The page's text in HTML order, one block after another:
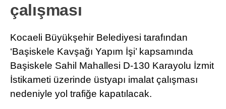
çalışması
Kocaeli Büyükşehir Belediyesi tarafından
‘Başiskele Kavşağı Yapım İşi’ kapsamında
Başiskele Sahil Mahallesi D-130 Karayolu İzmit
İstikameti üzerinde üstyapı imalat çalışması
nedeniyle yol trafiğe kapatılacak.